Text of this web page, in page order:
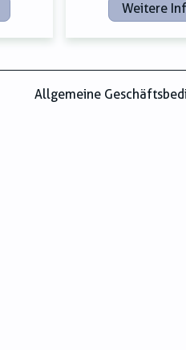
Weitere
Allgemeine